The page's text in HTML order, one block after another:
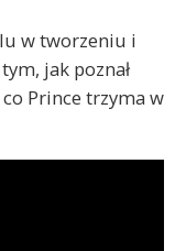
w tworzeniu i
jak poznał
Prince trzyma w